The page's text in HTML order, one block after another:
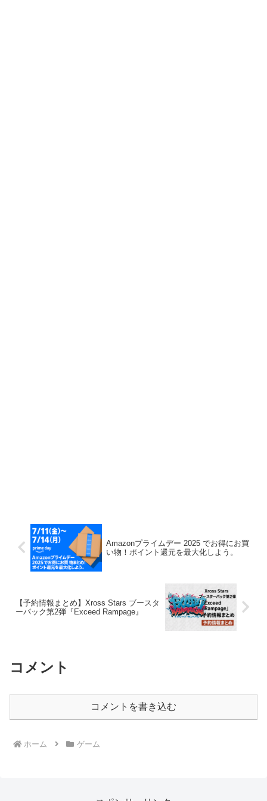
Amazonプライムデー 2025 でお得にお買
い物！ポイント還元を最大化しよう。
【予約情報まとめ】Xross Stars ブースタ
ーパック第2弾『Exceed Rampage』
コメント
コメントを書き込む
ホーム ゲーム